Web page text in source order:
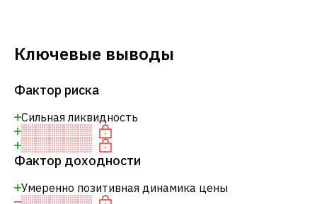
Ключевые выводы
Фактор риска
Сильная ликвидность
Фактор доходности
Умеренно позитивная динамика цены